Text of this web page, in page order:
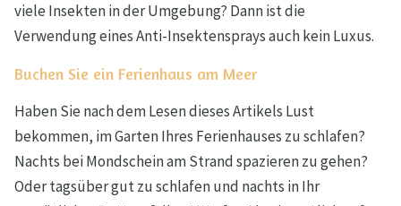
viele Insekten in der Umgebung? Dann ist die
Verwendung eines Anti-Insektensprays auch kein Luxus.
Buchen Sie ein Ferienhaus am Meer
Haben Sie nach dem Lesen dieses Artikels Lust
bekommen, im Garten Ihres Ferienhauses zu schlafen?
Nachts bei Mondschein am Strand spazieren zu gehen?
Oder tagsüber gut zu schlafen und nachts in Ihr